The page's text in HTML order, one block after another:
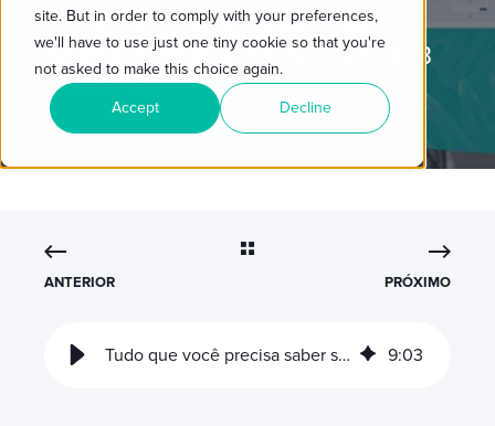
site. But in order to comply with your preferences,
we'll have to use just one tiny cookie so that you're
not asked to make this choice again.
Accept Decline
TUDO QUE VOCÊ PRECISA
SABER SOBRE O CONTENT HUB
HUBSPOT
ANTERIOR PRÓXIMO
Tudo que você precisa saber sobre o Content Hub HubSpot 9:03